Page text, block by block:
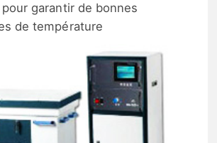
garantir de bonnes
de température